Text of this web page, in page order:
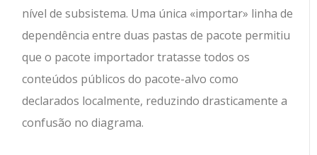
nível de subsistema. Uma única «importar» linha de
dependência entre duas pastas de pacote permitiu
que o pacote importador tratasse todos os
conteúdos públicos do pacote-alvo como
declarados localmente, reduzindo drasticamente a
confusão no diagrama.